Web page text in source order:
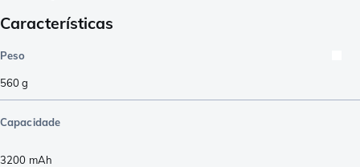
Características
Peso
560g
Capacidade
3200 mAh